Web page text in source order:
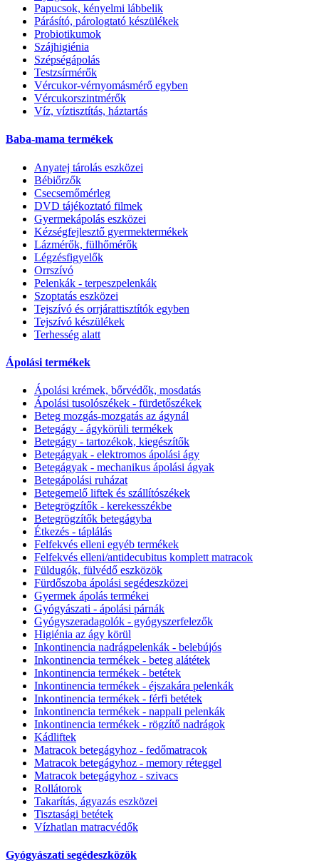
Papucsok, kényelmi lábbelik
Párásító, párologtató készülékek
Probiotikumok
Szájhigiénia
Szépségápolás
Testzsírmérők
Vércukor-vérnyomásmérő egyben
Vércukorszintmérők
Víz, víztisztítás, háztartás
Baba-mama termékek
Anyatej tárolás eszközei
Bébiőrzők
Csecsemőmérleg
DVD tájékoztató filmek
Gyermekápolás eszközei
Kézségfejlesztő gyermektermékek
Lázmérők, fülhőmérők
Légzésfigyelők
Orrszívó
Pelenkák - terpeszpelenkák
Szoptatás eszközei
Tejszívó és orrjárattisztítók egyben
Tejszívó készülékek
Terhesség alatt
Ápolási termékek
Ápolási krémek, bőrvédők, mosdatás
Ápolási tusolószékek - fürdetőszékek
Beteg mozgás-mozgatás az ágynál
Betegágy - ágykörüli termékek
Betegágy - tartozékok, kiegészítők
Betegágyak - elektromos ápolási ágy
Betegágyak - mechanikus ápolási ágyak
Betegápolási ruházat
Betegemelő liftek és szállítószékek
Betegrögzítők - kerekesszékbe
Betegrögzítők betegágyba
Étkezés - táplálás
Felfekvés elleni egyéb termékek
Felfekvés elleni/antidecubitus komplett matracok
Füldugók, fülvédő eszközök
Fürdőszoba ápolási segédeszközei
Gyermek ápolás termékei
Gyógyászati - ápolási párnák
Gyógyszeradagolók - gyógyszerfelezők
Higiénia az ágy körül
Inkontinencia nadrágpelenkák - belebújós
Inkontinencia termékek - beteg alátétek
Inkontinencia termékek - betétek
Inkontinencia termékek - éjszakára pelenkák
Inkontinencia termékek - férfi betétek
Inkontinencia termékek - nappali pelenkák
Inkontinencia termékek - rögzítő nadrágok
Kádliftek
Matracok betegágyhoz - fedőmatracok
Matracok betegágyhoz - memory réteggel
Matracok betegágyhoz - szivacs
Rollátorok
Takarítás, ágyazás eszközei
Tisztasági betétek
Vízhatlan matracvédők
Gyógyászati segédeszközök